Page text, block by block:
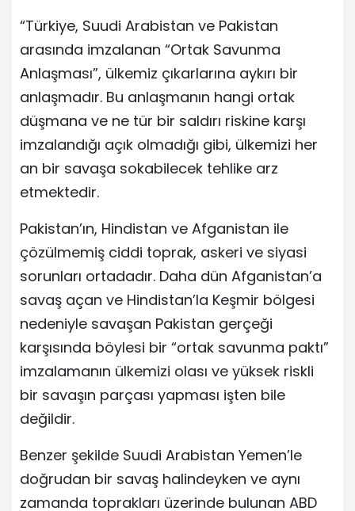
“Türkiye, Suudi Arabistan ve Pakistan
arasında imzalanan “Ortak Savunma
Anlaşması”, ülkemiz çıkarlarına aykırı bir
anlaşmadır. Bu anlaşmanın hangi ortak
düşmana ve ne tür bir saldırı riskine karşı
imzalandığı açık olmadığı gibi, ülkemizi her
an bir savaşa sokabilecek tehlike arz
etmektedir.
Pakistan’ın, Hindistan ve Afganistan ile
çözülmemiş ciddi toprak, askeri ve siyasi
sorunları ortadadır. Daha dün Afganistan’a
savaş açan ve Hindistan’la Keşmir bölgesi
nedeniyle savaşan Pakistan gerçeği
karşısında böylesi bir “ortak savunma paktı”
imzalamanın ülkemizi olası ve yüksek riskli
bir savaşın parçası yapması işten bile
değildir.
Benzer şekilde Suudi Arabistan Yemen’le
doğrudan bir savaş halindeyken ve aynı
zamanda toprakları üzerinde bulunan ABD